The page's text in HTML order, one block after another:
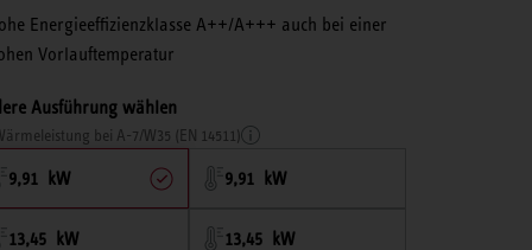
Energieeffizienzklasse A++/A+++ auch bei einer
Vorlauftemperatur
Ausführung wählen
bei A-7/W35 (EN 14511)
9,91 kW 9,91 kW
13,45 kW 13,45 kW